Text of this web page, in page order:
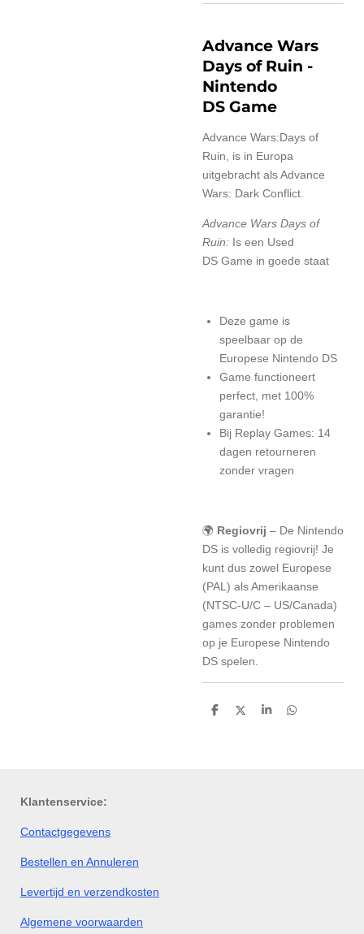
Advance Wars
Days of Ruin -
Nintendo
DS Game
Advance Wars:Days of
Ruin, is in Europa
uitgebracht als Advance
Wars: Dark Conflict.
Advance Wars Days of
Ruin: Is een Used
DS Game in goede staat
Deze game is
speelbaar op de
Europese Nintendo DS
Game functioneert
perfect, met 100%
garantie!
Bij Replay Games: 14
dagen retourneren
zonder vragen
🌍 Regiovrij – De Nintendo
DS is volledig regiovrij! Je
kunt dus zowel Europese
(PAL) als Amerikaanse
(NTSC-U/C – US/Canada)
games zonder problemen
op je Europese Nintendo
DS spelen.
D
D
S
D
Klantenservice:
Contactgegevens
Bestellen en Annuleren
Levertijd en verzendkosten
Algemene voorwaarden